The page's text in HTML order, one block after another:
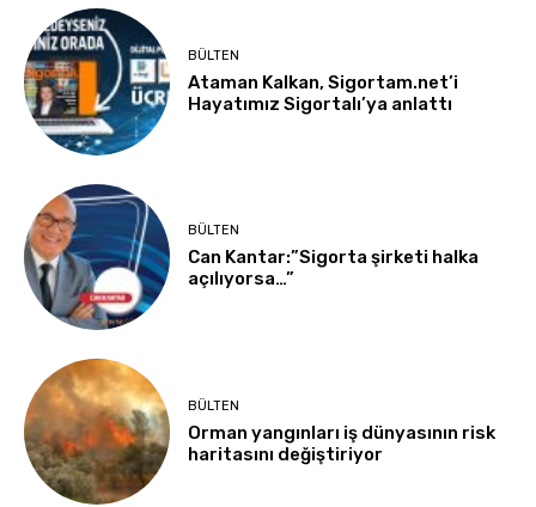
BÜLTEN
Ataman Kalkan, Sigortam.net’i
Hayatımız Sigortalı’ya anlattı
BÜLTEN
Can Kantar:”Sigorta şirketi halka
açılıyorsa…”
BÜLTEN
Orman yangınları iş dünyasının risk
haritasını değiştiriyor